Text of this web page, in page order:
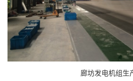
廊坊发电机组生